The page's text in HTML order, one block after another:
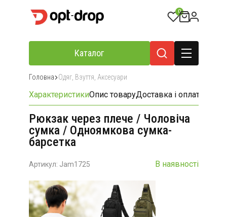
0
Каталог
Головна Одяг, Взуття, Аксесуари
ХарактеристикиОпис товаруДоставка і оплата
Рюкзак через плече / Чоловіча
сумка / Одноямкова сумка-
барсетка
Артикул: Jam1725 В наявності